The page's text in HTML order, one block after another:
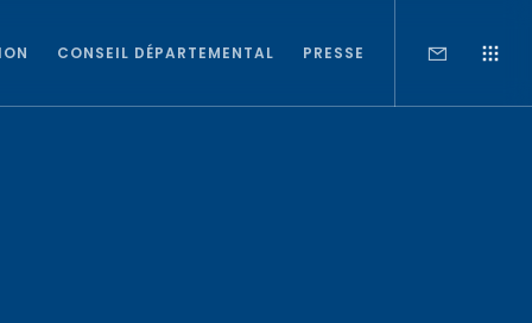
CONSEIL DÉPARTEMENTAL PRESSE